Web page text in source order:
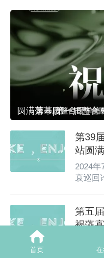
第39
站圆
彩亮相
2024年
衰巡回
的精英
衰领域
®净愈
为广
第五
褐藻
项目
3月17
约”医
首页